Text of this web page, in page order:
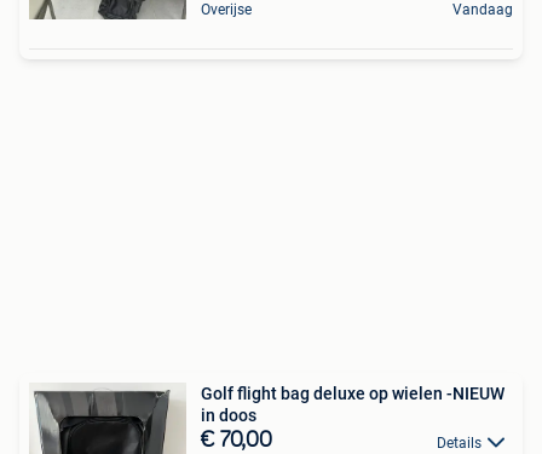
Overijse Vandaag
Golf flight bag deluxe op wielen -NIEUW
in doos
€ 70,00 Details